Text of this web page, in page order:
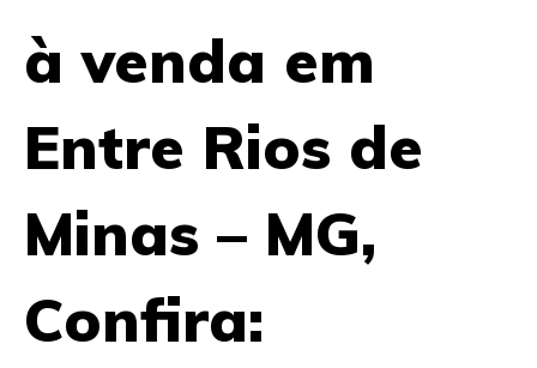
à venda em
Entre Rios de
Minas – MG,
Confira: